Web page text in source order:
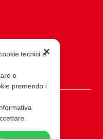
✕
tecnici e
o
premendo i